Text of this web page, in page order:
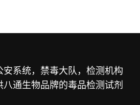
禁毒教育
系统，禁毒大队，检测机构
通生物品牌的毒品检测试剂